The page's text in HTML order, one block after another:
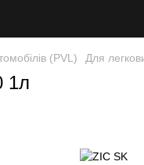
(PVL) Для
1л